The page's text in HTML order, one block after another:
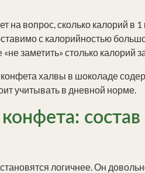
на вопрос, сколько калорий
с калорийностью
заметить» столько калорий
халвы в шоколаде
учитывать в дневной норме.
логичнее. Он